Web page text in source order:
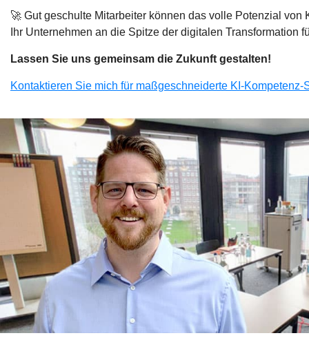
🚀 Gut geschulte Mitarbeiter können das volle Potenzial von
Ihr Unternehmen an die Spitze der digitalen Transformation
Lassen Sie uns gemeinsam die Zukunft gestalten!
Kontaktieren Sie mich für maßgeschneiderte KI-Kompetenz-